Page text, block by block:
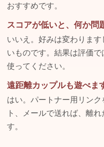
おすすめです。
スコアが低いと、何か問
いいえ。好みは変わりま
いものです。結果は評価
使ってください。
遠距離カップルも遊べま
はい。パートナー用リン
ト、メールで送れば、離
す。